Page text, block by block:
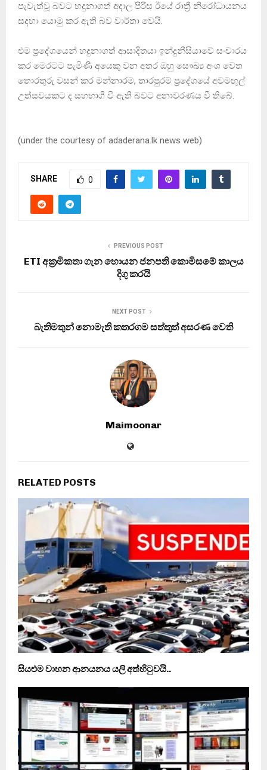
පැවැත්වූ බවට හදුනාගත් අදාල පිරිස ඊයේ රාත්‍රී නිරෝධායනය
සදහා යොමු කර ඇති බව වාර්තා වෙයි.
එම ප්‍රදේශයෙන් හදුනාගත් ආසාදිතයා ඉන්දුනීසියාවේ සංචාරය
කර මෙරටට පැමිණි අයෙකු වන අතර ඔහු සෞඛ්‍ය අංශ වෙත
තොරතුරු වසන් කර මන්නාරම, තාරපුරම් ප්‍රදේශයේ අවමඟුල්
උත්සවයකට ද සහභාගී වී ඇති බවට අනාවරණය වී තිබේ.
(under the courtesy of adaderana.lk news web)
SHARE 0
PREVIOUS POST
ETI අක්‍රමිකතා ගැන හොයන ජනපති කොමිසමේ කාලය
දිගු කරයි
NEXT POST
බැතිමතුන් නොමැති කතරගම සත්තුත් අසරණ වෙති
Maimoonar
RELATED POSTS
සියළුම වාහන ආනයනය යලි අත්හිටුවයි..